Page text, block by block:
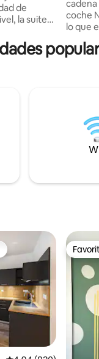
de
la suite
un
muchas
coche
lo que es
propietaria. Ropa de
Toalla
huéspedes